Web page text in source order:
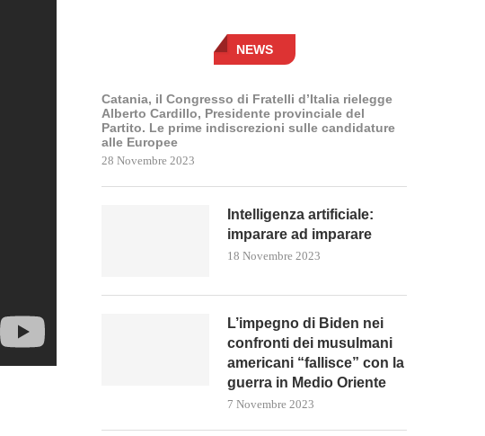
NEWS
Catania, il Congresso di Fratelli d’Italia rielegge
Alberto Cardillo, Presidente provinciale del
Partito. Le prime indiscrezioni sulle candidature
alle Europee
28 Novembre 2023
Intelligenza artificiale:
imparare ad imparare
18 Novembre 2023
L’impegno di Biden nei
confronti dei musulmani
americani “fallisce” con la
guerra in Medio Oriente
7 Novembre 2023